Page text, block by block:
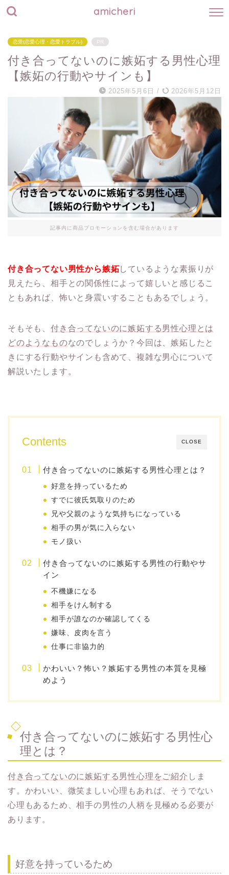
amicheri
恋愛(恋愛心理・恋愛トラブル) PR
付き合ってないのに嫉妬する男性心理
【嫉妬の行動やサインも】
2025年5月6日 / 2026年5月12日
記事内に商品プロモーションを含む場合があります
付き合ってない男性から嫉妬しているような素振りが
見えたら、相手との関係性によって嬉しいと感じるこ
ともあれば、怖いと身震いすることもあるでしょう。
そもそも、 付き合ってないのに嫉妬する男性心理とは
どのようなものなのでしょうか？今回は、嫉妬したと
きにする行動やサインも含めて、複雑な男心について
解説いたします。
CLOSE
Contents
付き合ってないのに嫉妬する男性心理とは？
好意を持っているため
すでに彼氏気取りのため
兄や父親のような気持ちになっている
相手の男が気に入らない
モノ扱い
付き合ってないのに嫉妬する男性の行動やサ
イン
不機嫌になる
相手をけん制する
相手が誰なのか確認してくる
嫌味、皮肉を言う
仕事に非協力的
かわいい？怖い？嫉妬する男性の本質を見極
めよう
付き合ってないのに嫉妬する男性心
理とは？
付き合ってないのに嫉妬する男性心理をご紹介 しま
す。かわいい、微笑ましい心理もあれば、そうでない
心理もあるため、相手の男性の人柄を見極める必要が
あります。
好意を持っているため